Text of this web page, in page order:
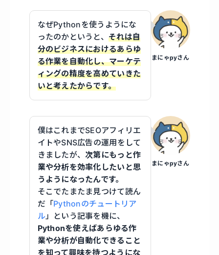
まにゃpyさん
なぜPythonを使うようにな
ったのかというと、それは自
分のビジネスにおけるあらゆ
る作業を自動化し、マーケテ
ィングの精度を高めていきた
いと考えたからです。
まにゃpyさん
僕はこれまでSEOアフィリエ
イトやSNS広告の運用をして
きましたが、次第にもっと作
業や分析を効率化したいと思
うようになったんです。
そこでたまたま見つけて読ん
だ「Pythonのチュートリア
ル」という記事を機に、
Pythonを使えばあらゆる作
業や分析が自動化できること
を知って興味を持つようにな